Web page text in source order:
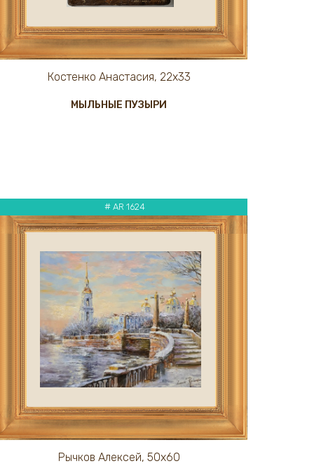
Костенко Анастасия, 22х33
МЫЛЬНЫЕ ПУЗЫРИ
# AR 1624
Рычков Алексей, 50х60